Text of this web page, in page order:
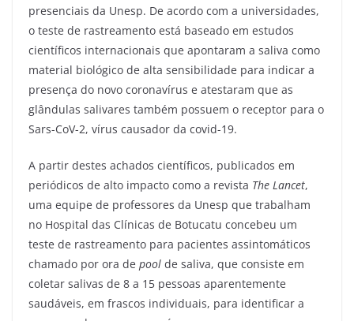
presenciais da Unesp. De acordo com a universidades,
o teste de rastreamento está baseado em estudos
científicos internacionais que apontaram a saliva como
material biológico de alta sensibilidade para indicar a
presença do novo coronavírus e atestaram que as
glândulas salivares também possuem o receptor para o
Sars-CoV-2, vírus causador da covid-19.
A partir destes achados científicos, publicados em
periódicos de alto impacto como a revista The Lancet,
uma equipe de professores da Unesp que trabalham
no Hospital das Clínicas de Botucatu concebeu um
teste de rastreamento para pacientes assintomáticos
chamado por ora de pool de saliva, que consiste em
coletar salivas de 8 a 15 pessoas aparentemente
saudáveis, em frascos individuais, para identificar a